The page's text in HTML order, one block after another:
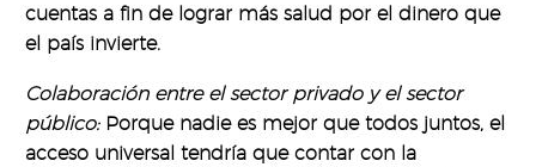
cuentas a fin de lograr más salud por el dinero que
el país invierte.
Colaboración entre el sector privado y el sector
público: Porque nadie es mejor que todos juntos, el
acceso universal tendría que contar con la